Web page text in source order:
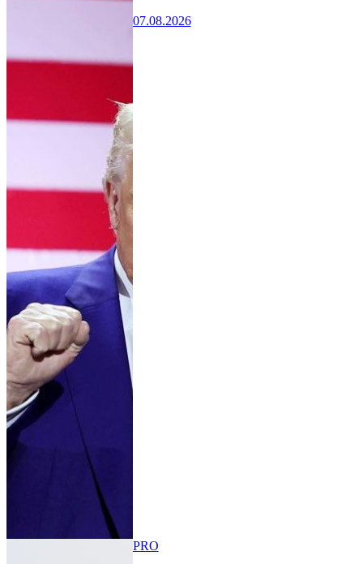
07.08.2026
PRO